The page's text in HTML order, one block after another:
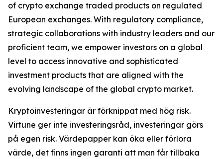
of crypto exchange traded products on regulated
European exchanges. With regulatory compliance,
strategic collaborations with industry leaders and our
proficient team, we empower investors on a global
level to access innovative and sophisticated
investment products that are aligned with the
evolving landscape of the global crypto market.
Kryptoinvesteringar är förknippat med hög risk.
Virtune ger inte investeringsråd, investeringar görs
på egen risk. Värdepapper kan öka eller förlora
värde, det finns ingen garanti att man får tillbaka